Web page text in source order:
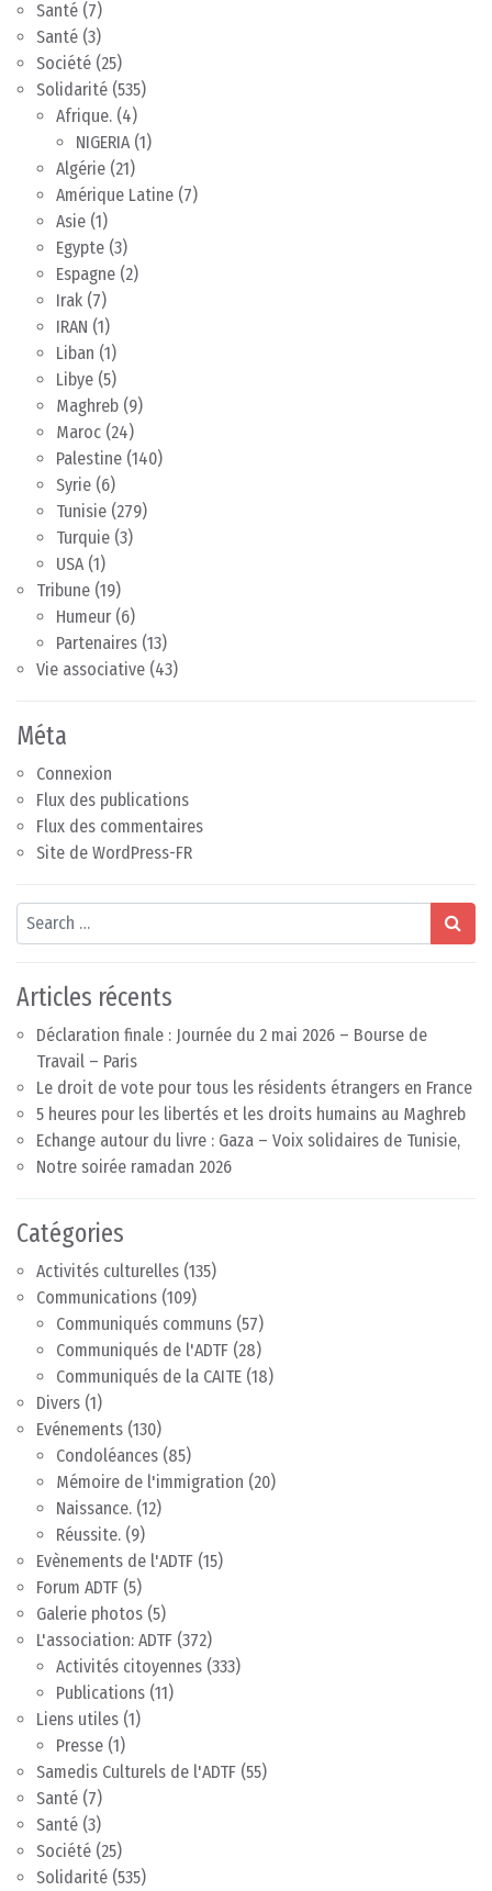
Santé (7)
Santé (3)
Société (25)
Solidarité (535)
Afrique. (4)
NIGERIA(1)
Algérie (21)
Amérique Latine (7)
Asie (1)
Egypte (3)
Espagne (2)
Irak (7)
IRAN (1)
Liban (1)
Libye (5)
Maghreb (9)
Maroc (24)
Palestine (140)
Syrie (6)
Tunisie (279)
Turquie (3)
USA(1)
Tribune (19)
Humeur (6)
Partenaires (13)
Vie associative (43)
Méta
Connexion
Flux des publications
Flux des commentaires
Site de WordPress-FR
Search
Articles récents
Déclaration finale : Journée du 2 mai 2026 – Bourse de
Travail – Paris
Le droit de vote pour tous les résidents étrangers en France
5 heures pour les libertés et les droits humains au Maghreb
Echange autour du livre : Gaza – Voix solidaires de Tunisie,
Notre soirée ramadan 2026
Catégories
Activités culturelles (135)
Communications (109)
Communiqués communs (57)
Communiqués de l'ADTF (28)
Communiqués de la CAITE (18)
Divers (1)
Evénements (130)
Condoléances (85)
Mémoire de l'immigration (20)
Naissance. (12)
Réussite. (9)
Evènements de l'ADTF (15)
Forum ADTF (5)
Galerie photos (5)
L'association: ADTF (372)
Activités citoyennes (333)
Publications (11)
Liens utiles (1)
Presse (1)
Samedis Culturels de l'ADTF (55)
Santé (7)
Santé (3)
Société (25)
Solidarité (535)